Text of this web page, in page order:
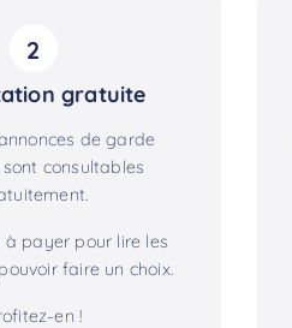
2
gratuite
de garde
sont consultables
à payer pour lire les
faire un choix.
en !